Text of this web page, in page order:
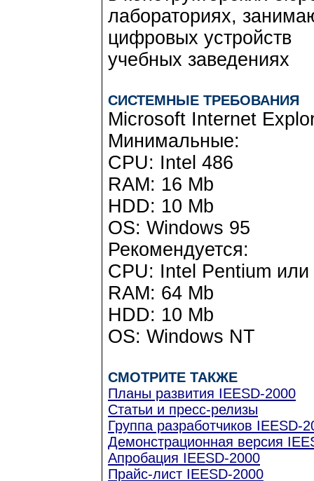
лабораториях,
цифровых устройств
учебных заведениях
СИСТЕМНЫЕ ТРЕБОВАНИЯ
Microsoft Internet
Минимальные:
CPU: Intel 486
RAM: 16 Mb
HDD: 10 Mb
OS: Windows 95
Рекомендуется:
CPU: Intel Pentium
RAM: 64 Mb
HDD: 10 Mb
OS: Windows NT
СМОТРИТЕ ТАКЖЕ
Планы развития IEESD-2000
Статьи и пресс-релизы
Группа разработчиков IEESD-
Демонстрационная версия
Апробация IEESD-2000
Прайс-лист IEESD-2000